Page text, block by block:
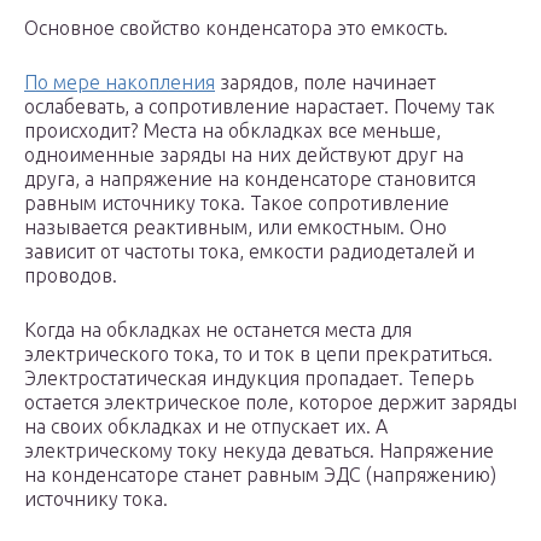
Основное свойство конденсатора это емкость.
По мере накопления зарядов, поле начинает
ослабевать, а сопротивление нарастает. Почему так
происходит? Места на обкладках все меньше,
одноименные заряды на них действуют друг на
друга, а напряжение на конденсаторе становится
равным источнику тока. Такое сопротивление
называется реактивным, или емкостным. Оно
зависит от частоты тока, емкости радиодеталей и
проводов.
Когда на обкладках не останется места для
электрического тока, то и ток в цепи прекратиться.
Электростатическая индукция пропадает. Теперь
остается электрическое поле, которое держит заряды
на своих обкладках и не отпускает их. А
электрическому току некуда деваться. Напряжение
на конденсаторе станет равным ЭДС (напряжению)
источнику тока.